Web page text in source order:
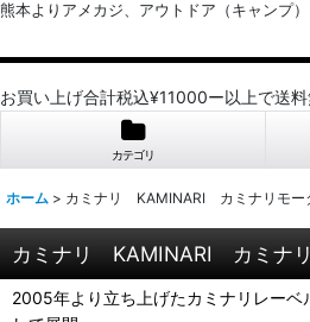
熊本よりアメカジ、アウトドア（キャンプ
お買い上げ合計税込¥11000ー以上で送
カテゴリ
ホーム > カミナリ KAMINARI カミナリモー
カミナリ KAMINARI カミナリ
2005年より立ち上げたカミナリレーベ